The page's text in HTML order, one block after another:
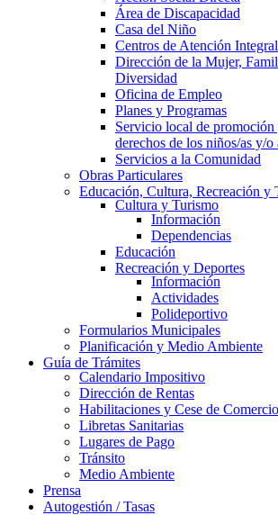
Área de Discapacidad
Casa del Niño
Centros de Atención
Dirección de la Mujer,
Diversidad
Oficina de Empleo
Planes y Programas
Servicio local de
derechos de los niños/as y/o
Servicios a la Comunidad
Obras Particulares
Educación, Cultura, Recreación y
Cultura y Turismo
Información
Dependencias
Educación
Recreación y Deportes
Información
Actividades
Polideportivo
Formularios Municipales
Planificación y Medio Ambiente
Guía de Trámites
Calendario Impositivo
Dirección de Rentas
Habilitaciones y Cese de
Libretas Sanitarias
Lugares de Pago
Tránsito
Medio Ambiente
Prensa
Autogestión / Tasas